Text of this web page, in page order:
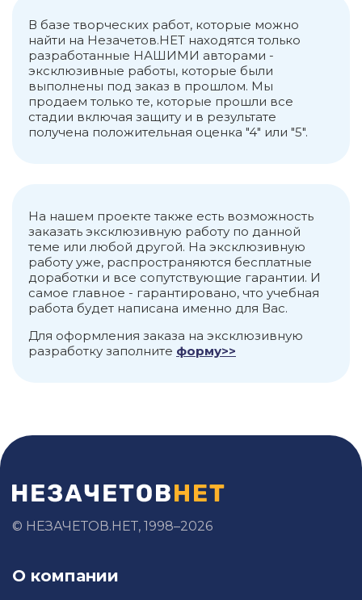
построено по проекту К. Росси в 1832 году,
стало одним из архитектурных шедевров
среди театров XIX века. Сначала в
репертуаре театра были представлены
балет, опера, драма и водевили. В
дальнейшем театр поменял свою
репутацию. Хотя театр стал
драматическим, он снова ставил балет,
В базе творческих работ, которые можно
найти на Незачетов.НЕТ находятся только
разработанные НАШИМИ авторами -
эксклюзивные работы, которые были
выполнены под заказ в прошлом. Мы
продаем только те, которые прошли все
стадии включая защиту и в результате
получена положительная оценка "4" или "5".
На нашем проекте также есть возможность
заказать эксклюзивную работу по данной
теме или любой другой. На эксклюзивную
работу уже, распространяются бесплатные
доработки и все сопутствующие гарантии. И
самое главное - гарантировано, что учебная
работа будет написана именно для Вас.
Для оформления заказа на эксклюзивную
разработку заполните форму>>
© НЕЗАЧЕТОВ.НЕТ, 1998–2026
О компании